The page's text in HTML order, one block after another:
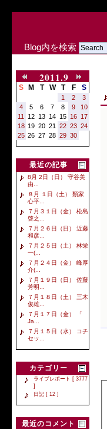
Blog内を検索
2011.9
S M T W T F S
1 2
3
4
5 6 7 8 9
10
11
12 13 14 15 16 17
18 19 20 21 22 23 24
25 26 27 28 29 30
最近の記事
8月 2日（日） 守谷美
由...
８月 １日（土） 類家
心平...
７月３１日（金） 松島
啓之...
７月２６日（日） 近藤
和彦...
７月２５日（土） 林栄
一(...
７月２４日（金） 峰厚
介(...
７月１９日（日） 佐藤
芳明...
７月１８日（土） 三木
俊雄...
７月１７日（金） 「
Ja...
７月１５日（水） コチ
セッ...
カテゴリー
ライブレポート [ 3777
]
日記 [ 12 ]
最近のコメント